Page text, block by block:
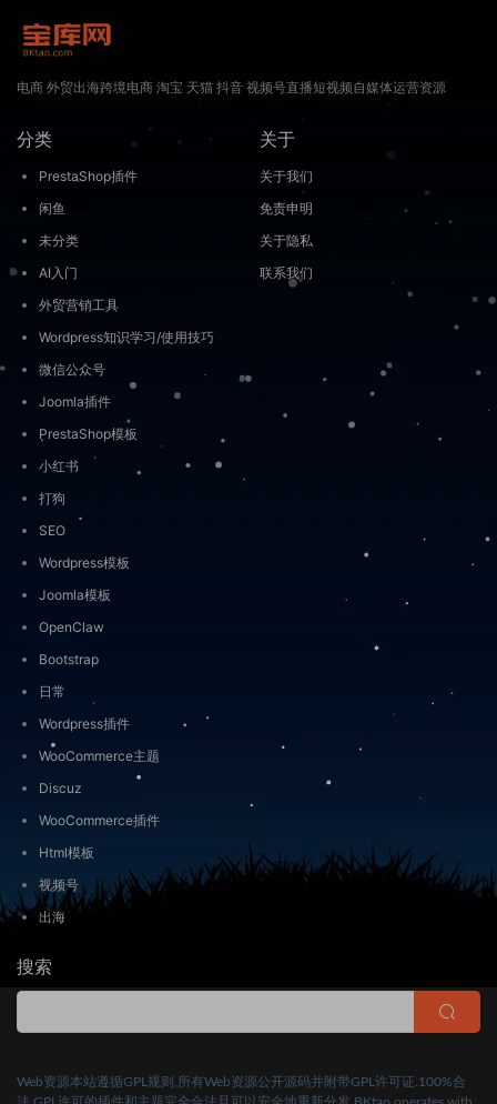
电商 外贸出海跨境电商 淘宝 天猫 抖音 视频号直播短视频自媒体运营资源
分类
PrestaShop插件
闲鱼
未分类
AI入门
外贸营销工具
Wordpress知识学习/使用技巧
微信公众号
Joomla插件
PrestaShop模板
小红书
打狗
SEO
Wordpress模板
Joomla模板
OpenClaw
Bootstrap
日常
Wordpress插件
WooCommerce主题
Discuz
WooCommerce插件
Html模板
视频号
出海
关于
关于我们
免责申明
关于隐私
联系我们
搜索
Web资源本站遵循GPL规则,所有Web资源公开源码并附带GPL许可证.100%合